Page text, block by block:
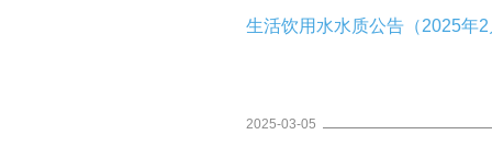
生活饮用水水质公告（2025年
2025-03-05